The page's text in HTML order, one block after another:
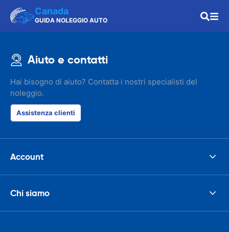
Canada
GUIDA NOLEGGIO AUTO
Aiuto e contatti
Hai bisogno di aiuto? Contatta i nostri specialisti del
noleggio.
Assistenza clienti
Account
Chi siamo